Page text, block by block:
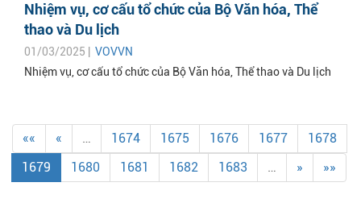
Nhiệm vụ, cơ cấu tổ chức của Bộ Văn hóa, Thể
thao và Du lịch
01/03/2025 | VOVVN
Nhiệm vụ, cơ cấu tổ chức của Bộ Văn hóa, Thể thao và Du lịch
«« « … 1674 1675 1676 1677
1678
1679
1680 1681 1682 1683 … » »»